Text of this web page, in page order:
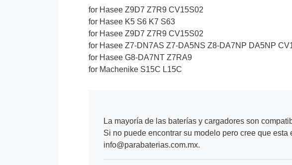
for Hasee Z9D7 Z7R9 CV15S02
for Hasee K5 S6 K7 S63
for Hasee Z9D7 Z7R9 CV15S02
for Hasee Z7-DN7AS Z7-DA5NS Z8-DA7NP DA5NP
for Hasee G8-DA7NT Z7RA9
for Machenike S15C L15C
La mayoría de las baterías y cargadores son
Si no puede encontrar su modelo pero cree que
info@parabaterias.com.mx.